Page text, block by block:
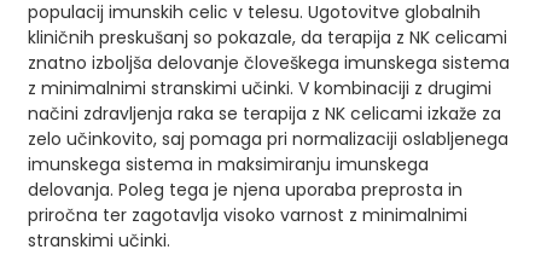
populacij imunskih celic v telesu. Ugotovitve globalnih
kliničnih preskušanj so pokazale, da terapija z NK celicami
znatno izboljša delovanje človeškega imunskega sistema
z minimalnimi stranskimi učinki. V kombinaciji z drugimi
načini zdravljenja raka se terapija z NK celicami izkaže za
zelo učinkovito, saj pomaga pri normalizaciji oslabljenega
imunskega sistema in maksimiranju imunskega
delovanja. Poleg tega je njena uporaba preprosta in
priročna ter zagotavlja visoko varnost z minimalnimi
stranskimi učinki.